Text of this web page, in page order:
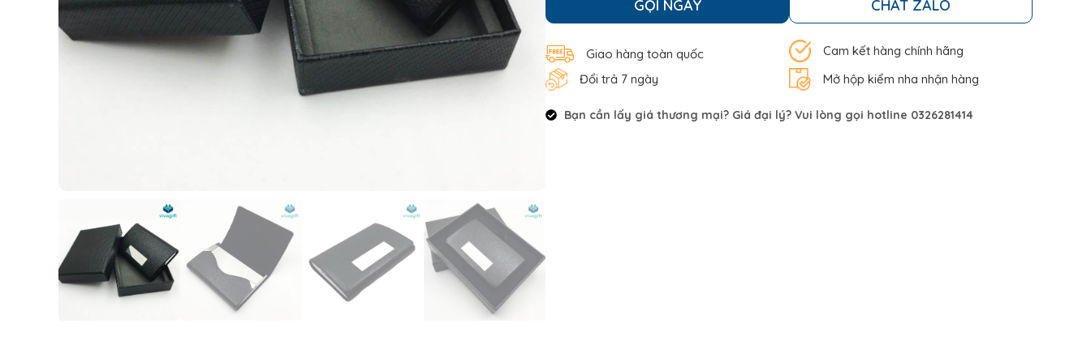
GỌI NGAY CHAT ZALO
Giao hàng toàn quốc
Cam kết hàng chính hãng
Đổi trả 7 ngày
Mở hộp kiểm nha nhận hàng
Bạn cần lấy giá thương mại? Giá đại lý? Vui lòng gọi hotline 0326281414